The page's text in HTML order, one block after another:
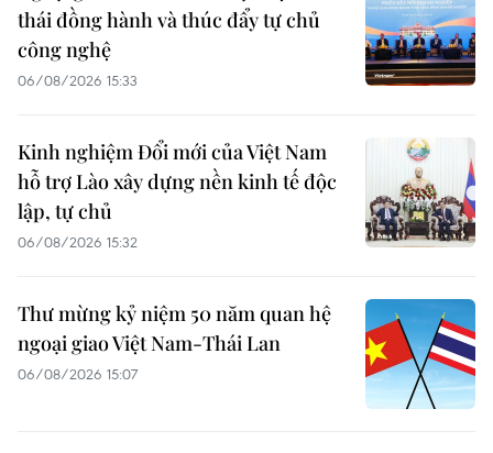
thái đồng hành và thúc đẩy tự chủ
công nghệ
06/08/2026 15:33
Kinh nghiệm Đổi mới của Việt Nam
hỗ trợ Lào xây dựng nền kinh tế độc
lập, tự chủ
06/08/2026 15:32
Thư mừng kỷ niệm 50 năm quan hệ
ngoại giao Việt Nam-Thái Lan
06/08/2026 15:07